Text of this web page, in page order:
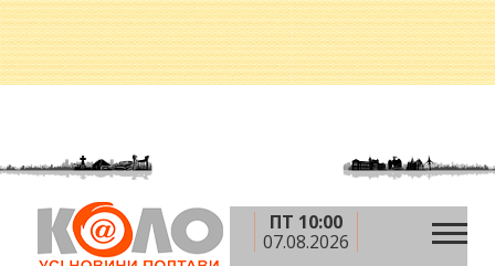
ПТ 10:00
07.08.2026
Головна » Новини »
Через бойові дії на Сході
Укрзалізниця обмежила деякі маршрути поїздів